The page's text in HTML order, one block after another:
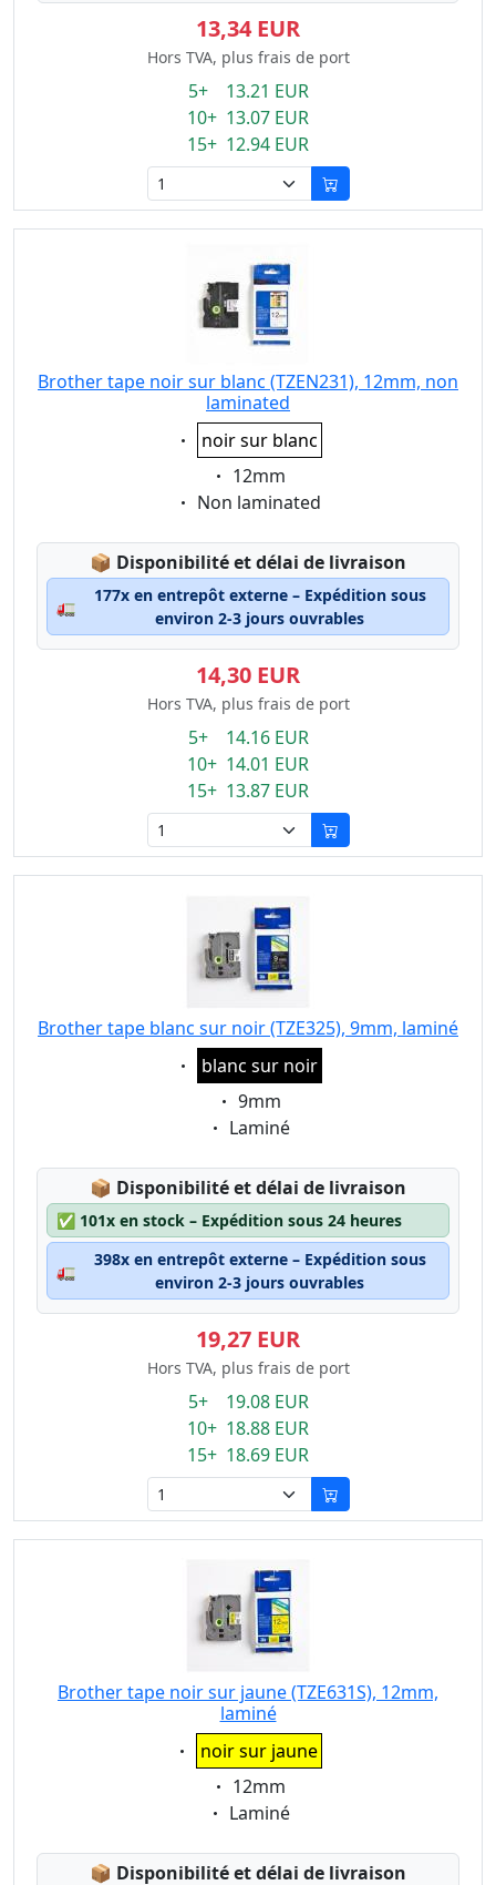
13,34 EUR
Hors TVA, plus frais de port
5+ 13.21 EUR
10+ 13.07 EUR
15+ 12.94 EUR
Brother tape noir sur blanc (TZEN231), 12mm, non
laminated
Eigenschaft:
noir sur blanc
Eigenschaft:
12mm
Eigenschaft:
Non laminated
📦 Lagerstatus:
Disponibilité et délai de livraison
🚛
177x en entrepôt externe – Expédition sous
environ 2-3 jours ouvrables
14,30 EUR
Hors TVA, plus frais de port
5+ 14.16 EUR
10+ 14.01 EUR
15+ 13.87 EUR
Brother tape blanc sur noir (TZE325), 9mm, laminé
Eigenschaft:
blanc sur noir
Eigenschaft:
9mm
Eigenschaft:
Laminé
📦 Lagerstatus:
Disponibilité et délai de livraison
✅ 101x en stock – Expédition sous 24 heures
🚛
398x en entrepôt externe – Expédition sous
environ 2-3 jours ouvrables
19,27 EUR
Hors TVA, plus frais de port
5+ 19.08 EUR
10+ 18.88 EUR
15+ 18.69 EUR
Brother tape noir sur jaune (TZE631S), 12mm,
laminé
Eigenschaft:
noir sur jaune
Eigenschaft:
12mm
Eigenschaft:
Laminé
📦 Lagerstatus:
Disponibilité et délai de livraison